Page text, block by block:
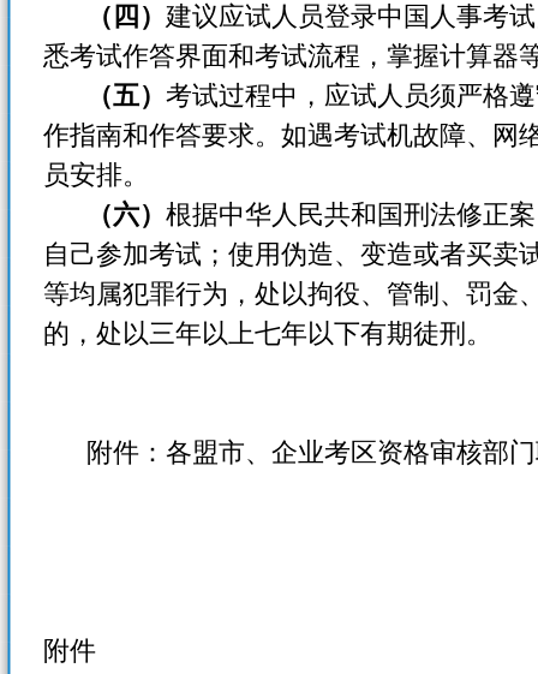
（四） 建议应试人员登录中国人事考
悉考试作答界面和考试流程，掌握计算器
（五） 考试过程中，应试人员须严格
作指南和作答要求。如遇考试机故障、网
员安排。
（六） 根据中华人民共和国刑法修正
自己参加考试；使用伪造、变造或者买卖
等均属犯罪行为，处以拘役、管制、罚金
的，处以三年以上七年以下有期徒刑。
附件：各盟市、企业考区资格审核部
附件